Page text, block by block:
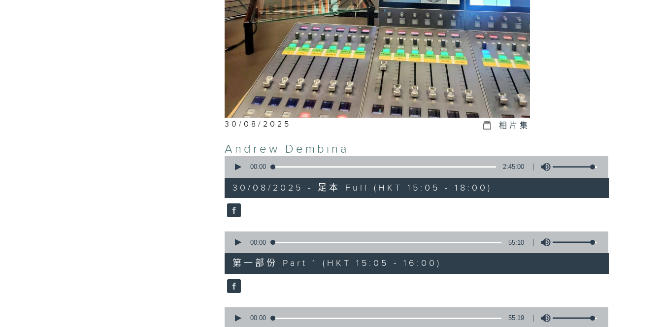
30/08/2025 相片集
Andrew Dembina
seconds
hours,
45
minutes,
0
90%
00:00 2:45:00
30/08/2025 - 足本 Full (HKT 15:05 - 18:00)
seconds
55
minutes,
10
seconds
90%
00:00 55:10
第一部份 Part 1 (HKT 15:05 - 16:00)
seconds
00:00 55:19